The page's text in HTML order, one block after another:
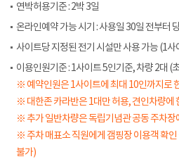
연박허용기준 : 2박 3일
온라인예약 가능 시기 : 사용일 30일 전부터
사이트당 지정된 전기 시설만 사용 가능 (1사
이용인원기준 : 1사이트 5인기준, 차량 2대 (
※ 예약인원은 1사이트에 최대 10인까지로
※ 대한존 카라반은 1대만 허용, 견인차량에
※ 추가 일반차량은 독립기념관 공동 주차장
※ 주차 매표소 직원에게 갬핑장 이용객 확
불가)